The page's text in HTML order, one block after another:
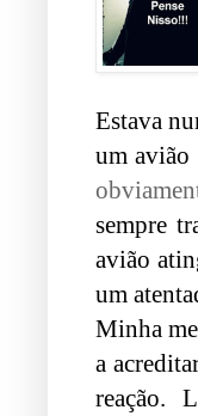
Estava
um
sempre
avião
um
Minha
a
reação.